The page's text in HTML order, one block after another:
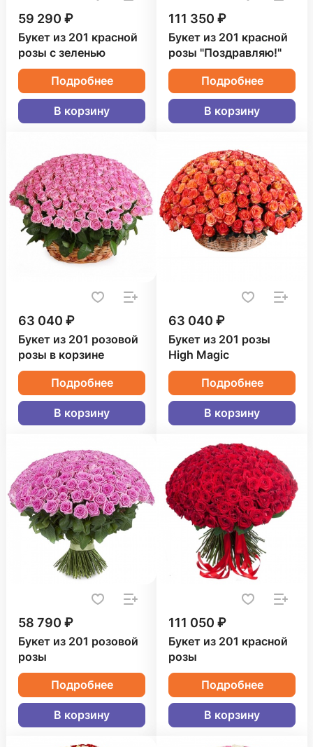
59 290 ₽
Букет из 201 красной
розы с зеленью
Подробнее
В корзину
111 350 ₽
Букет из 201 красной
розы "Поздравляю!"
Подробнее
В корзину
63 040 ₽
Букет из 201 розовой
розы в корзине
Подробнее
В корзину
63 040 ₽
Букет из 201 розы
High Magic
Подробнее
В корзину
58 790 ₽
Букет из 201 розовой
розы
Подробнее
В корзину
111 050 ₽
Букет из 201 красной
розы
Подробнее
В корзину